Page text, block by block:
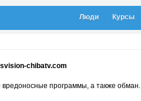
Люди Курсы
chibatv.com
программы, а также обман.